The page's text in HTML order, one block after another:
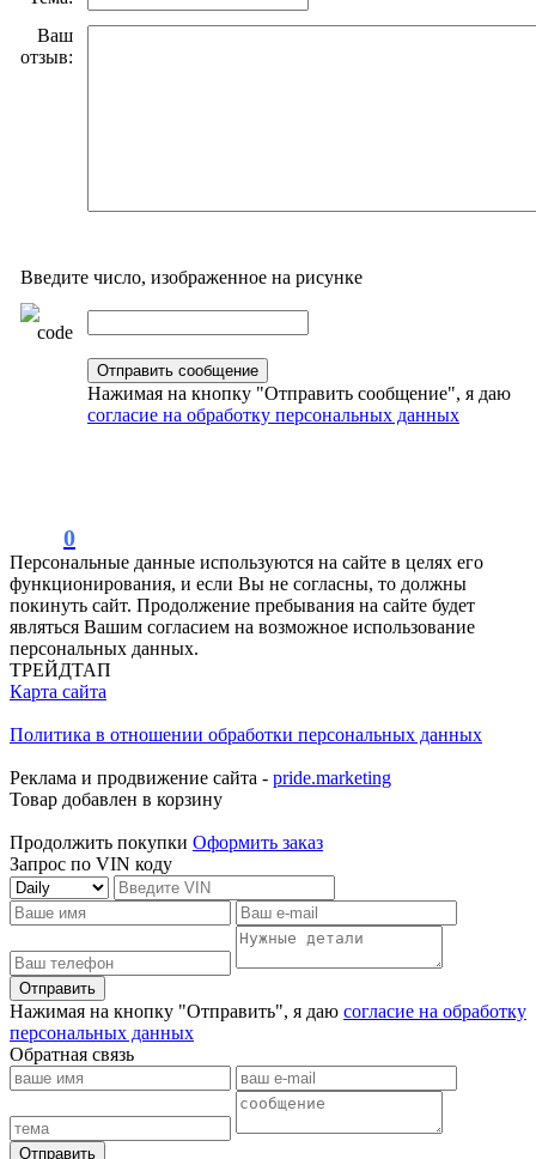
Ваш
отзыв:
Введите число, изображенное на рисунке
Нажимая на кнопку "Отправить сообщение", я даю
согласие на обработку персональных данных
0
Персональные данные используются на сайте в целях его
функционирования, и если Вы не согласны, то должны
покинуть сайт. Продолжение пребывания на сайте будет
являться Вашим согласием на возможное использование
персональных данных.
ТРЕЙДТАП
Карта сайта
Политика в отношении обработки персональных данных
Реклама и продвижение сайта - pride.marketing
Товар добавлен в корзину
Продолжить покупки Оформить заказ
Запрос по VIN коду
Отправить
Нажимая на кнопку "Отправить", я даю согласие на обработку
персональных данных
Обратная связь
Отправить